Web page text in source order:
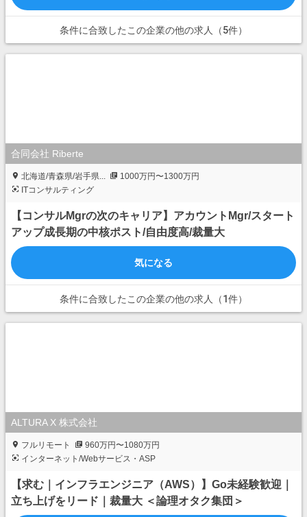
条件に合致したこの企業の他の求人（5件）
合同会社 Riberte
北海道/青森県/岩手県...
1000万円〜1300万円
ITコンサルティング
【コンサルMgrの次のキャリア】アカウントMgr/スタート
アップ成長期の中核ポスト/自由度高/裁量大
気になる
条件に合致したこの企業の他の求人（1件）
ALTURA X 株式会社
フルリモート
960万円〜1080万円
インターネット/Webサービス・ASP
【求む｜インフラエンジニア（AWS）】Go未経験歓迎｜
立ち上げをリード｜裁量大⁠ ⁠​＜論理オタク集団＞